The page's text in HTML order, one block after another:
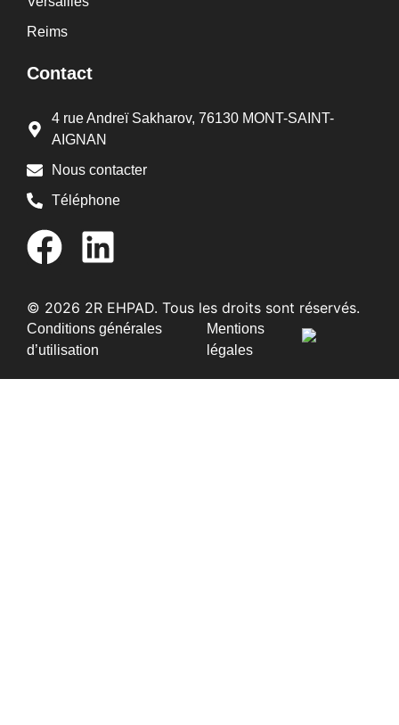
Reims
Contact
4 rue Andreï Sakharov, 76130 MONT-SAINT-
AIGNAN
Nous contacter
Téléphone
© 2026 2R EHPAD. Tous les droits sont réservés.
Conditions générales
d’utilisation
Mentions
légales